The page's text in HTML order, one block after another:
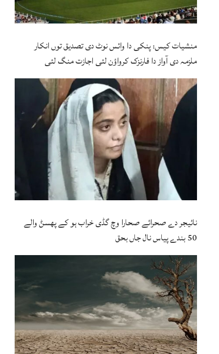
منشیات کیس: پنکی دا وائس نوٹ دی تصدیق توں انکار
ملزمہ دی آواز دا فارنزک کرواؤن لئی اجازت منگ لئی
نائیجر دے صحرائے صحارا وچ گڈی خراب ہو کے پھسݨ والے
50 بندے پیاس نال جاں بحق